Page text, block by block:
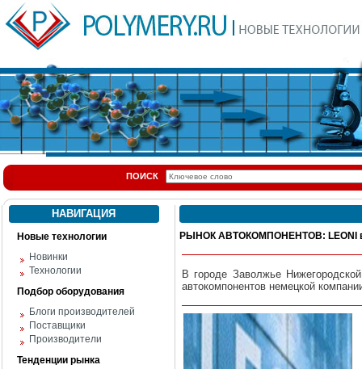
ПОИСК
НАВИГАЦИЯ
Новые технологии
Новинки
Технологии
Подбор оборудования
Блоги производителей
Поставщики
Производители
Тенденции рынка
РЫНОК АВТОКОМПОНЕНТОВ: LEONI
В городе Заволжье
автокомпонентов немецкой